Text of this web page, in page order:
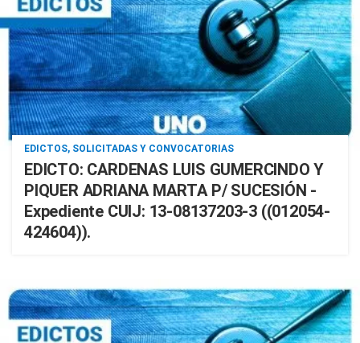
EDICTOS, SOLICITADAS Y CONVOCATORIAS
EDICTO: CARDENAS LUIS GUMERCINDO Y
PIQUER ADRIANA MARTA P/ SUCESIÓN -
Expediente CUIJ: 13-08137203-3 ((012054-
424604)).